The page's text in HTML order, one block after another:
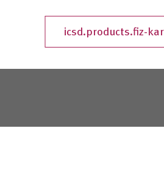
icsd.products.fiz-